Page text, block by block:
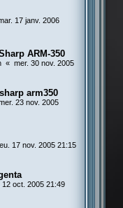
17 janv. 2006
ARM-350
« mer. 30 nov. 2005
arm350
23 nov. 2005
17 nov. 2005 21:15
12 oct. 2005 21:49